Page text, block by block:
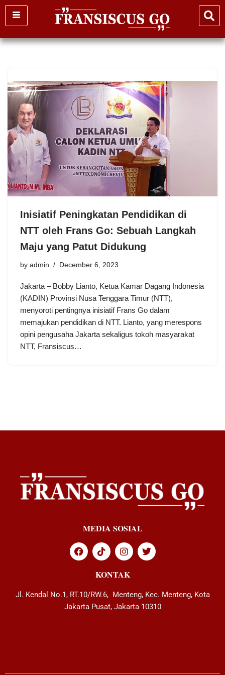
Skip
to
Inisiatif Peningkatan Pendidikan di
NTT oleh Frans Go: Sebuah Langkah
Maju yang Patut Didukung
by admin December 6, 2023
Jakarta – Bobby Lianto, Ketua Kamar Dagang Indonesia
(KADIN) Provinsi Nusa Tenggara Timur (NTT),
menyoroti pentingnya inisiatif Frans Go dalam
memajukan pendidikan di NTT. Lianto, yang merespons
opini pengusaha Jakarta sekaligus tokoh masyarakat
NTT, Fransiscus…
MEDIA SOSIAL
KONTAK
Jl. Kendal No.1, RT.10/RW.6, Menteng, Kec. Menteng, Kota
Jakarta Pusat, Jakarta 10310